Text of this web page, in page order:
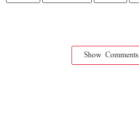
Show Comments